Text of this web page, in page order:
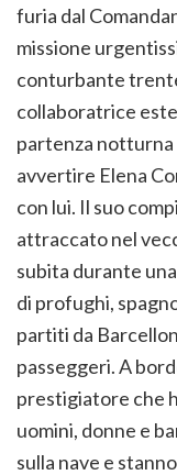
furia dal
missione
conturbante
collaboratrice
partenza notturna
avvertire Elena
con lui. Il suo
attraccato nel
subita durante
di profughi,
partiti da
passeggeri. A
prestigiatore che
uomini, donne e
sulla nave e